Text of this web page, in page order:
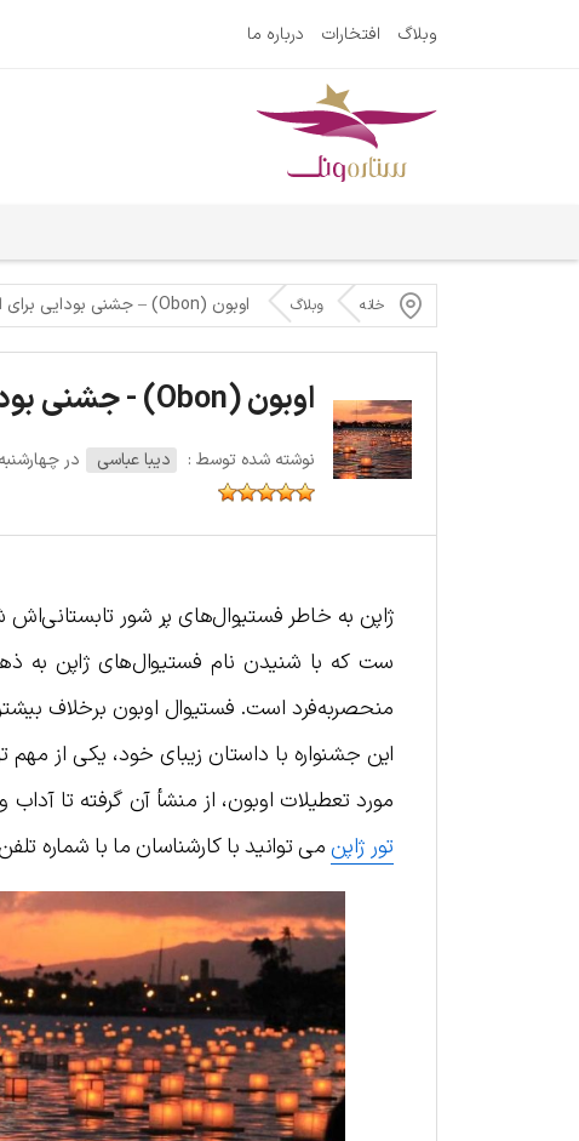
وبلاگ افتخارات درباره ما
خانه وبلاگ اوبون (Obon) – جشنی بودایی برای ادای احترام به روح اجداد
اوبون (Obon) - جشنی بودایی برای ادای احترام به روح اجداد
نوشته شده توسط : دیبا عباسی در چهارشنبه 3 آوریل 2024
ژاپن به خاطر فستیوال‌های پر شور
ست که با شنیدن نام فستیوال‌های ژاپن به
منحصربه‌فرد است. فستیوال اوبون برخلاف
این جشنواره با داستان زیبای خود، یکی از
مورد تعطیلات اوبون، از منشأ آن گرفته تا
تور ژاپنمی توانید با کارشناسان ما با شماره تلفن ۰۲۱۸۸۸۸۰۰۰۰ تماس